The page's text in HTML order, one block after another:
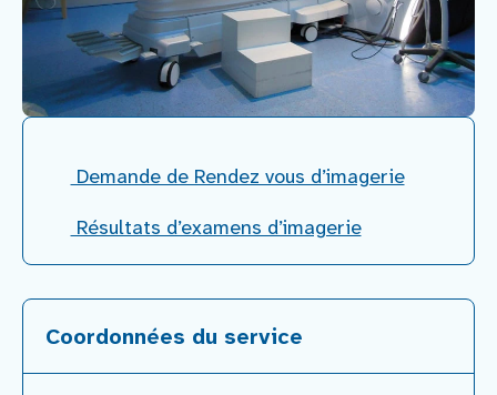
Espace agent
Faire un don
Contact
Demande de Rendez vous d’imagerie
Résultats d’examens d’imagerie
Coordonnées du service